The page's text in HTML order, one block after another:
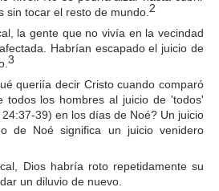
sin tocar el resto de mundo. 2
la gente que no vivía en la vecindad
Habrían escapado el juicio de
3
queriía decir Cristo cuando comparó
todos los hombres al juicio de 'todos'
39) en los días de Noé? Un juicio
de Noé significa un juicio venidero
Dios habría roto repetidamente su
un diluvio de nuevo.